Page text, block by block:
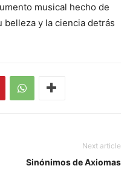
musical hecho de
belleza y la ciencia detrás
Next article
Sinónimos de Axiomas